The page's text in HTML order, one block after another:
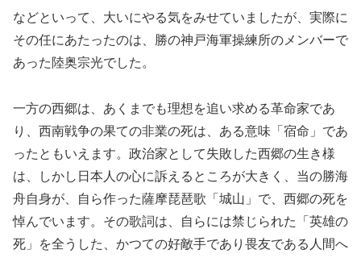
などといって、大いにやる気をみせていましたが、実際に
その任にあたったのは、勝の神戸海軍操練所のメンバーで
あった陸奥宗光でした。
一方の西郷は、あくまでも理想を追い求める革命家であ
り、西南戦争の果ての非業の死は、ある意味「宿命」であ
ったともいえます。政治家として失敗した西郷の生き様
は、しかし日本人の心に訴えるところが大きく、当の勝海
舟自身が、自ら作った薩摩琵琶歌「城山」で、西郷の死を
悼んでいます。その歌詞は、自らには禁じられた「英雄の
死」を全うした、かつての好敵手であり畏友である人間へ